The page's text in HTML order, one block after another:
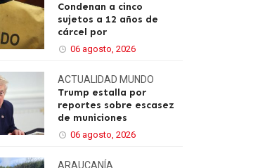
Condenan a cinco
sujetos a 12 años de
cárcel por
06 agosto, 2026
ACTUALIDAD MUNDO
Trump estalla por
reportes sobre escasez
de municiones
06 agosto, 2026
ARAUCANÍA